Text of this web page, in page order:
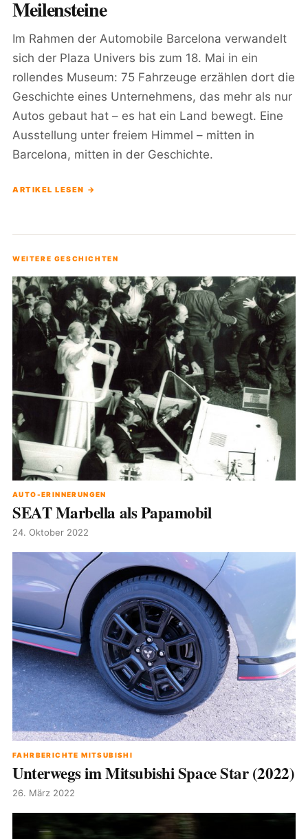
Meilensteine
Im Rahmen der Automobile Barcelona verwandelt
sich der Plaza Univers bis zum 18. Mai in ein
rollendes Museum: 75 Fahrzeuge erzählen dort die
Geschichte eines Unternehmens, das mehr als nur
Autos gebaut hat – es hat ein Land bewegt. Eine
Ausstellung unter freiem Himmel – mitten in
Barcelona, mitten in der Geschichte.
ARTIKEL LESEN →
WEITERE GESCHICHTEN
AUTO-ERINNERUNGEN
SEAT Marbella als Papamobil
24. Oktober 2022
FAHRBERICHTE MITSUBISHI
Unterwegs im Mitsubishi Space Star (2022)
26. März 2022